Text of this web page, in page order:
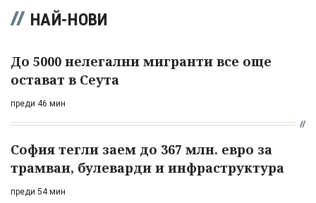
НАЙ-НОВИ
До 5000 нелегални мигранти все още
остават в Сеута
преди 46 мин
София тегли заем до 367 млн. евро за
трамваи, булеварди и инфраструктура
преди 54 мин